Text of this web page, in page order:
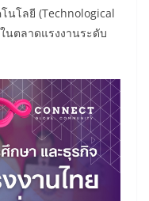
นโลยี (Technological
นตลาดแรงงานระดับ